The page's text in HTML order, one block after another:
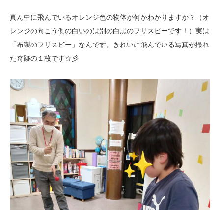
真ん中に飛んでいるオレンジ色の物体が何かわかりますか？（オ
レンジの向こう側の白いのは別の白黒のフリスビーです！）実は
「布製のフリスビー」なんです。きれいに飛んでいる写真が撮れ
た奇跡の１枚です☆彡